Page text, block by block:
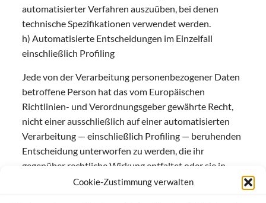
Cookie-Zustimmung verwalten
automatisierter Verfahren auszuüben, bei denen
technische Spezifikationen verwendet werden.
h) Automatisierte Entscheidungen im Einzelfall
einschließlich Profiling
Jede von der Verarbeitung personenbezogener Daten
betroffene Person hat das vom Europäischen
Richtlinien- und Verordnungsgeber gewährte Recht,
nicht einer ausschließlich auf einer automatisierten
Verarbeitung — einschließlich Profiling — beruhenden
Entscheidung unterworfen zu werden, die ihr
gegenüber rechtliche Wirkung entfaltet oder sie in
ähnlicher Weise erheblich beeinträchtigt, sofern die